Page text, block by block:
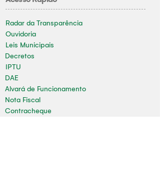
Radar da Transparência
Ouvidoria
Leis Municipais
Decretos
IPTU
DAE
Alvará de Funcionamento
Nota Fiscal
Contracheque